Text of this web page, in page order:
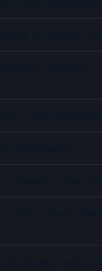
i svensk tv-
som
du kan